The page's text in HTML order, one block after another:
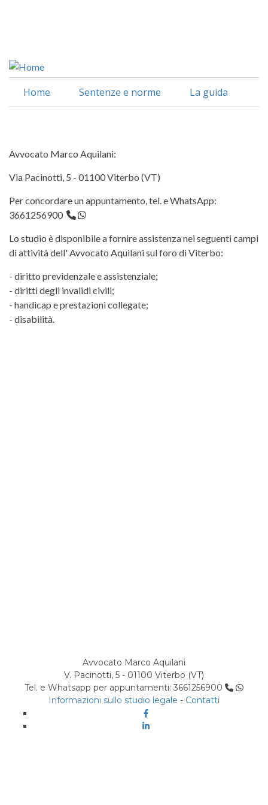
Home Sentenze e norme La guida
Contatti
Avvocato Marco Aquilani:
Via Pacinotti, 5 - 01100 Viterbo (VT)
Per concordare un appuntamento, tel. e WhatsApp:
3661256900
Lo studio è disponibile a fornire assistenza nei seguenti campi
di attività dell' Avvocato Aquilani sul foro di Viterbo:
- diritto previdenzale e assistenziale;
- diritti degli invalidi civili;
- handicap e prestazioni collegate;
- disabilità.
Avvocato Marco Aquilani
V. Pacinotti, 5 - 01100 Viterbo (VT)
Tel. e Whatsapp per appuntamenti: 3661256900
Informazioni sullo studio legale - Contatti
Facebook
Linkedin